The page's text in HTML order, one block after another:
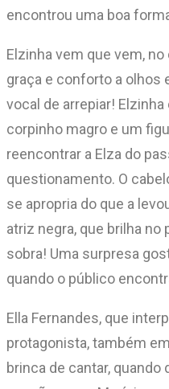
encontrou uma boa
Elzinha vem que vem,
graça e conforto a olhos
vocal de arrepiar!
corpinho magro e um
reencontrar a Elza do
questionamento. O
se apropria do que a
atriz negra, que brilha no
sobra! Uma surpresa
quando o público
Ella Fernandes, que
protagonista, também
brinca de cantar,